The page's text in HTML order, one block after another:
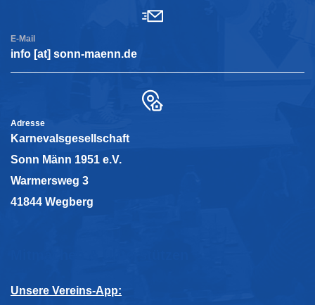
E-Mail
info [at] sonn-maenn.de
Adresse
Karnevalsgesellschaft
Sonn Männ 1951 e.V.
Warmersweg 3
41844 Wegberg
Unsere Vereins-App: